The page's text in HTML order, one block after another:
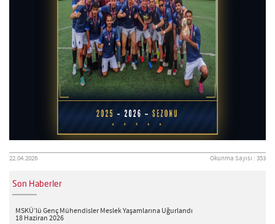
22.04.2026 Okunma Sayısı : 353
Son Haberler
MSKÜ’lü Genç Mühendisler Meslek Yaşamlarına Uğurlandı
18 Haziran 2026